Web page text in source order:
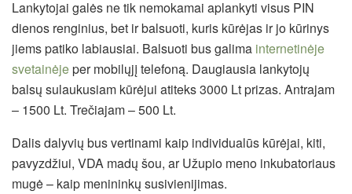
Lankytojai galės ne tik nemokamai aplankyti visus PIN
dienos renginius, bet ir balsuoti, kuris kūrėjas ir jo kūrinys
jiems patiko labiausiai. Balsuoti bus galima internetinėje
svetainėjeper mobilųjį telefoną. Daugiausia lankytojų
balsų sulaukusiam kūrėjui atiteks 3000 Lt prizas. Antrajam
– 1500 Lt. Trečiajam – 500 Lt.
Dalis dalyvių bus vertinami kaip individualūs kūrėjai, kiti,
pavyzdžiui, VDA madų šou, ar Užupio meno inkubatoriaus
mugė – kaip menininkų susivienijimas.